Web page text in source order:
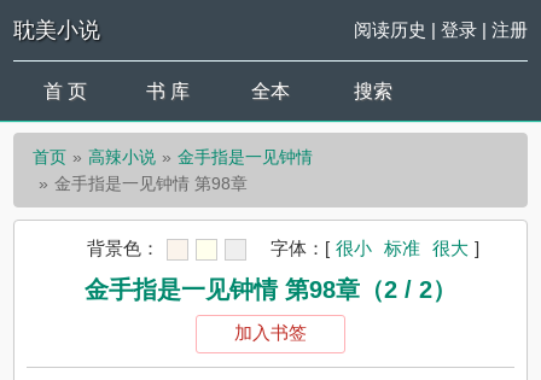
耽美小说 阅读历史 | 登录| 注册
首 页 书 库 全本 搜索
首页 高辣小说
金手指是一见钟情
金手指是一见钟情 第98章
背景色： 字体： [ 很小 标准 很大 ]
金手指是一见钟情 第98章（2 / 2）
加入书签